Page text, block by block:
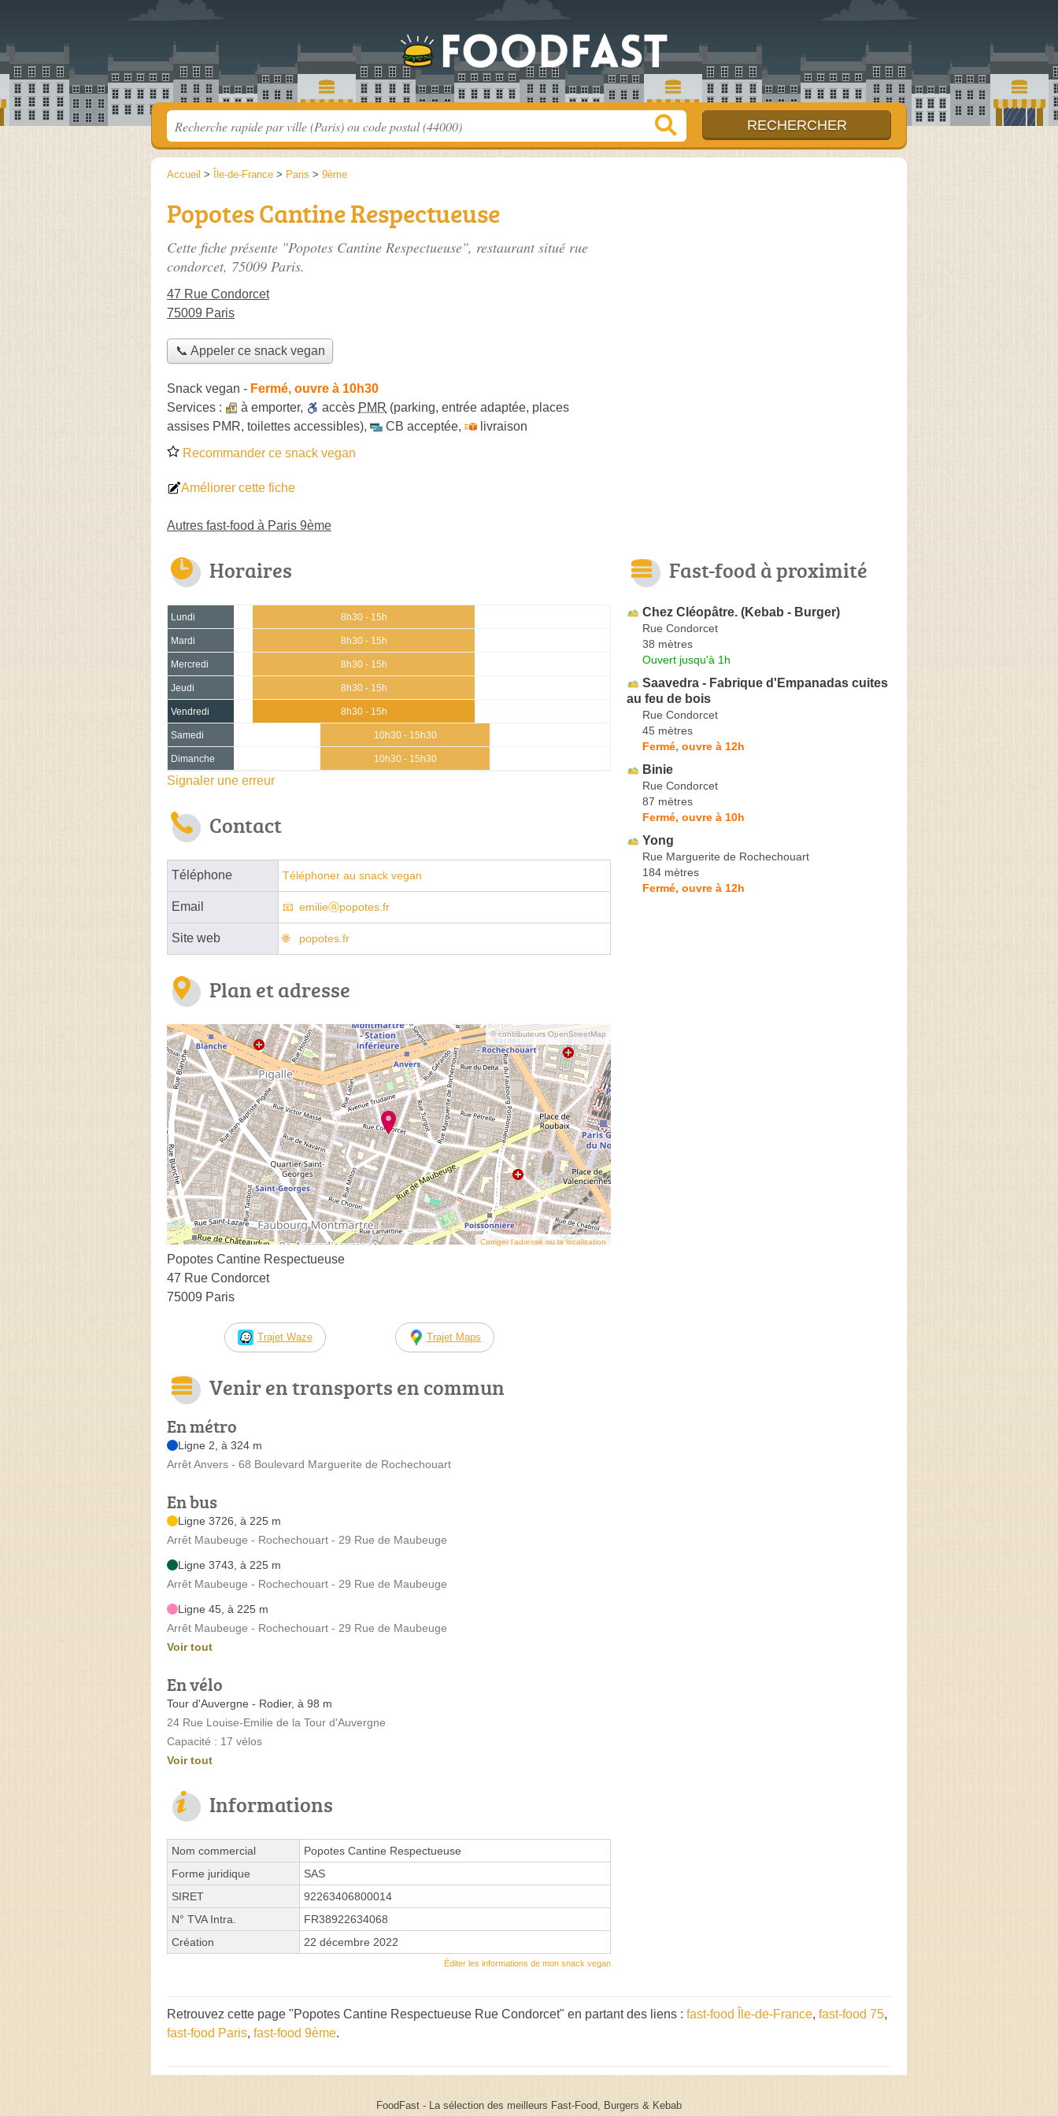
Accueil > Île-de-France > Paris > 9ème
Popotes Cantine Respectueuse
Cette fiche présente "Popotes Cantine Respectueuse", restaurant situé rue
condorcet, 75009 Paris.
47 Rue Condorcet
75009 Paris
📞 Appeler ce snack vegan
Snack vegan - Fermé, ouvre à 10h30
Services :
à emporter, accès PMR (parking, entrée adaptée, places
assises PMR, toilettes accessibles), CB acceptée,
livraison
Recommander ce snack vegan
Améliorer cette fiche
Autres fast-food à Paris 9ème
Horaires
Lundi 8h30 - 15h
Mardi 8h30 - 15h
Mercredi 8h30 - 15h
Jeudi 8h30 - 15h
Vendredi 8h30 - 15h
Samedi 10h30 - 15h30
Dimanche 10h30 - 15h30
Signaler une erreur
Contact
Téléphone Téléphoner au snack vegan
Email emilieⓐpopotes.fr
Site web popotes.fr
Plan et adresse
© contributeurs OpenStreetMap
Corriger l’adresse ou la localisation
Popotes Cantine Respectueuse
47 Rue Condorcet
75009 Paris
Trajet Waze Trajet Maps
Venir en transports en commun
En métro
Ligne 2, à 324 m
Arrêt Anvers - 68 Boulevard Marguerite de Rochechouart
En bus
Ligne 3726, à 225 m
Arrêt Maubeuge - Rochechouart - 29 Rue de Maubeuge
Ligne 3743, à 225 m
Arrêt Maubeuge - Rochechouart - 29 Rue de Maubeuge
Ligne 45, à 225 m
Arrêt Maubeuge - Rochechouart - 29 Rue de Maubeuge
Voir tout
En vélo
Tour d'Auvergne - Rodier, à 98 m
24 Rue Louise-Emilie de la Tour d'Auvergne
Capacité : 17 vélos
Voir tout
Informations
Nom commercial
Popotes Cantine Respectueuse
Forme juridique
SAS
SIRET
92263406800014
N° TVA Intra.
FR38922634068
Création
22 décembre 2022
Éditer les informations de mon snack vegan
Fast-food à proximité
Chez Cléopâtre. (Kebab - Burger)
Rue Condorcet
38 mètres
Ouvert jusqu'à 1h
Saavedra - Fabrique d'Empanadas cuites
au feu de bois
Rue Condorcet
45 mètres
Fermé, ouvre à 12h
Binie
Rue Condorcet
87 mètres
Fermé, ouvre à 10h
Yong
Rue Marguerite de Rochechouart
184 mètres
Fermé, ouvre à 12h
Retrouvez cette page "Popotes Cantine Respectueuse Rue Condorcet" en partant des liens : fast-food Île-de-France, fast-food 75,
fast-food Paris, fast-food 9ème.
FoodFast - La sélection des meilleurs Fast-Food, Burgers & Kebab